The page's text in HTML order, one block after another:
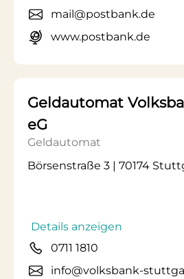
mail@postbank.de
www.postbank.de
Geldautomat
eG
Geldautomat
Börsenstraße 3 | 70174
Details anzeigen
0711 1810
info@volksbank-